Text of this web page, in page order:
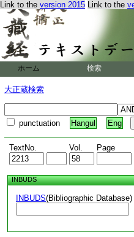
Link to the version 2015 Link to the
ホーム 検索
大正蔵検索
punctuation Hangul Eng
TextNo. Vol. Page
INBUDS
INBUDS(Bibliographic Database)